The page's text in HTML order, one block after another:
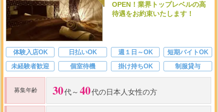
OPEN！業界トップレベルの高
待遇をお約束いたします！
体験入店OK 日払いOK 週１日～OK
短期バイトOK
未経験者歓迎
個室待機 掛け持ちOK 制服貸与
募集年齢 30代～ 40代の日本人女性の方